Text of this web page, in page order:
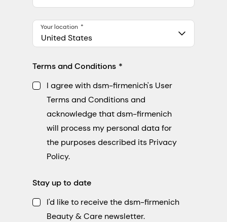
United States
Your location
Terms and Conditions
I agree with dsm-firmenich's User
Terms and Conditions and
acknowledge that dsm-firmenich
will process my personal data for
the purposes described its Privacy
Policy.
Stay up to date
I'd like to receive the dsm-firmenich
Beauty & Care newsletter.